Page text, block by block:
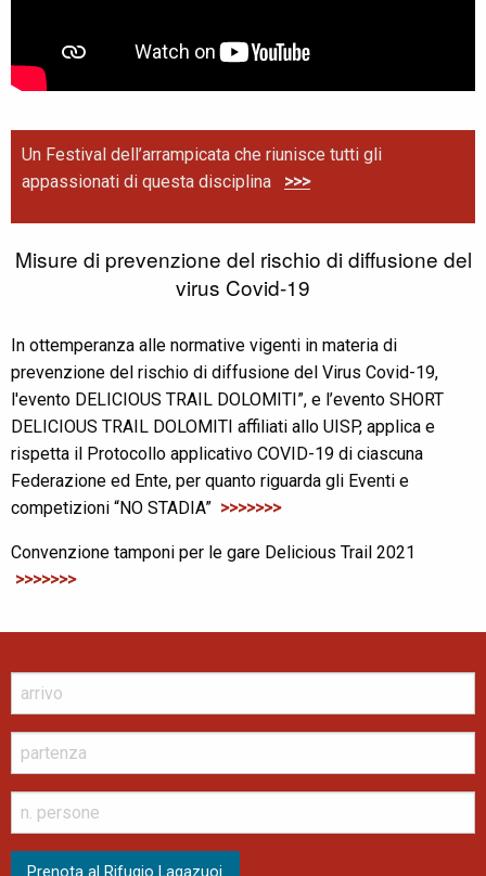
Un Festival dell’arrampicata che riunisce tutti gli
appassionati di questa disciplina >>>
Misure di prevenzione del rischio di diffusione del
virus Covid-19
In ottemperanza alle normative vigenti in materia di
prevenzione del rischio di diffusione del Virus Covid-19,
l'evento DELICIOUS TRAIL DOLOMITI”, e l’evento SHORT
DELICIOUS TRAIL DOLOMITI affiliati allo UISP, applica e
rispetta il Protocollo applicativo COVID-19 di ciascuna
Federazione ed Ente, per quanto riguarda gli Eventi e
competizioni “NO STADIA” >>>>>>>
Convenzione tamponi per le gare Delicious Trail 2021
>>>>>>>